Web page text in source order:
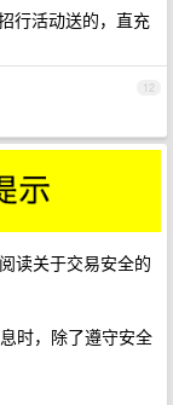
行活动送的，直充
12
读关于交易安全的
时，除了遵守安全